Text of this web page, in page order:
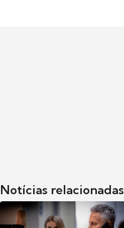
Notícias relacionadas